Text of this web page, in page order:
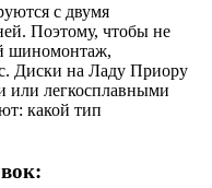
с двумя
Поэтому, чтобы не
шиномонтаж,
Диски на Ладу Приору
легкосплавными
какой тип